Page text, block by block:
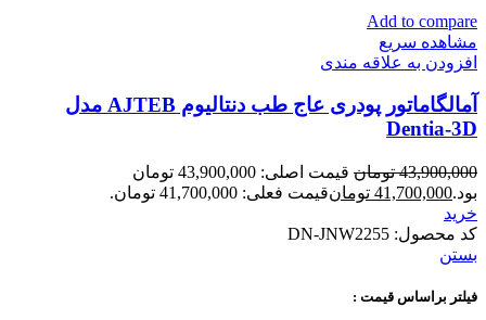
Add to compare
مشاهده سریع
افزودن به علاقه مندی
آمالگاماتور پودری عاج طب دنتالیوم AJTEB مدل
Dentia-3D
43,900,000 تومان
قیمت اصلی: 43,900,000 تومان
بود.41,700,000 تومانقیمت فعلی: 41,700,000 تومان.
خرید
کد محصول: DN-JNW2255
بستن
فیلتر براساس قیمت :